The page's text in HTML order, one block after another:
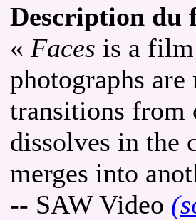
Description du
« Faces is a
photographs
transitions from
dissolves in the
merges into
-- SAW Video